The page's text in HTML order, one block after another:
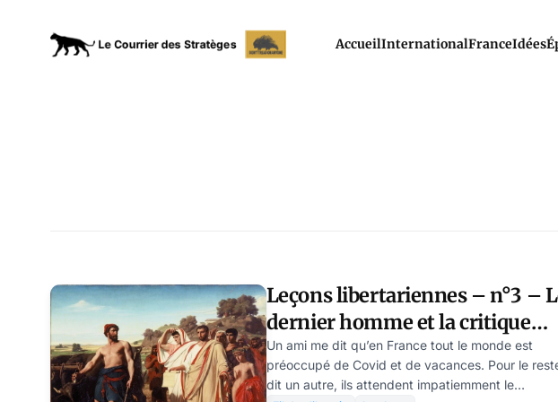
AccueilInternationalFranceIdées
Leçons libertariennes – n°3 –
dernier homme et la critique
nietzschéenne de l’Etat
– par Nicolas Bonnal
Un ami me dit qu’en France tout le monde est
préoccupé de Covid et de vacances. Pour le
dit un autre, ils attendent impatiemment le